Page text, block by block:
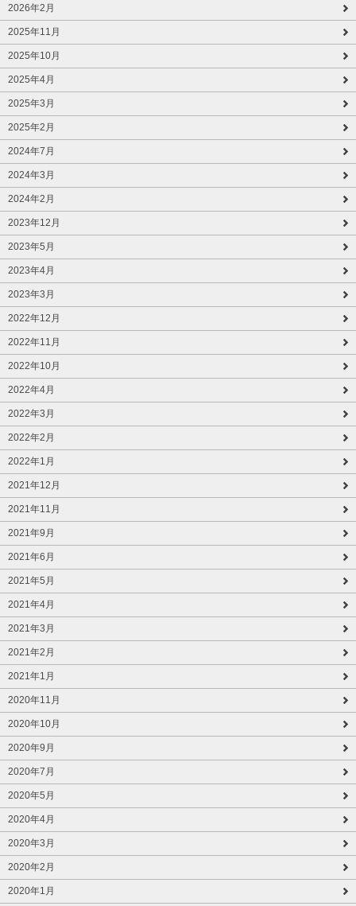
2026年2月
2025年11月
2025年10月
2025年4月
2025年3月
2025年2月
2024年7月
2024年3月
2024年2月
2023年12月
2023年5月
2023年4月
2023年3月
2022年12月
2022年11月
2022年10月
2022年4月
2022年3月
2022年2月
2022年1月
2021年12月
2021年11月
2021年9月
2021年6月
2021年5月
2021年4月
2021年3月
2021年2月
2021年1月
2020年11月
2020年10月
2020年9月
2020年7月
2020年5月
2020年4月
2020年3月
2020年2月
2020年1月